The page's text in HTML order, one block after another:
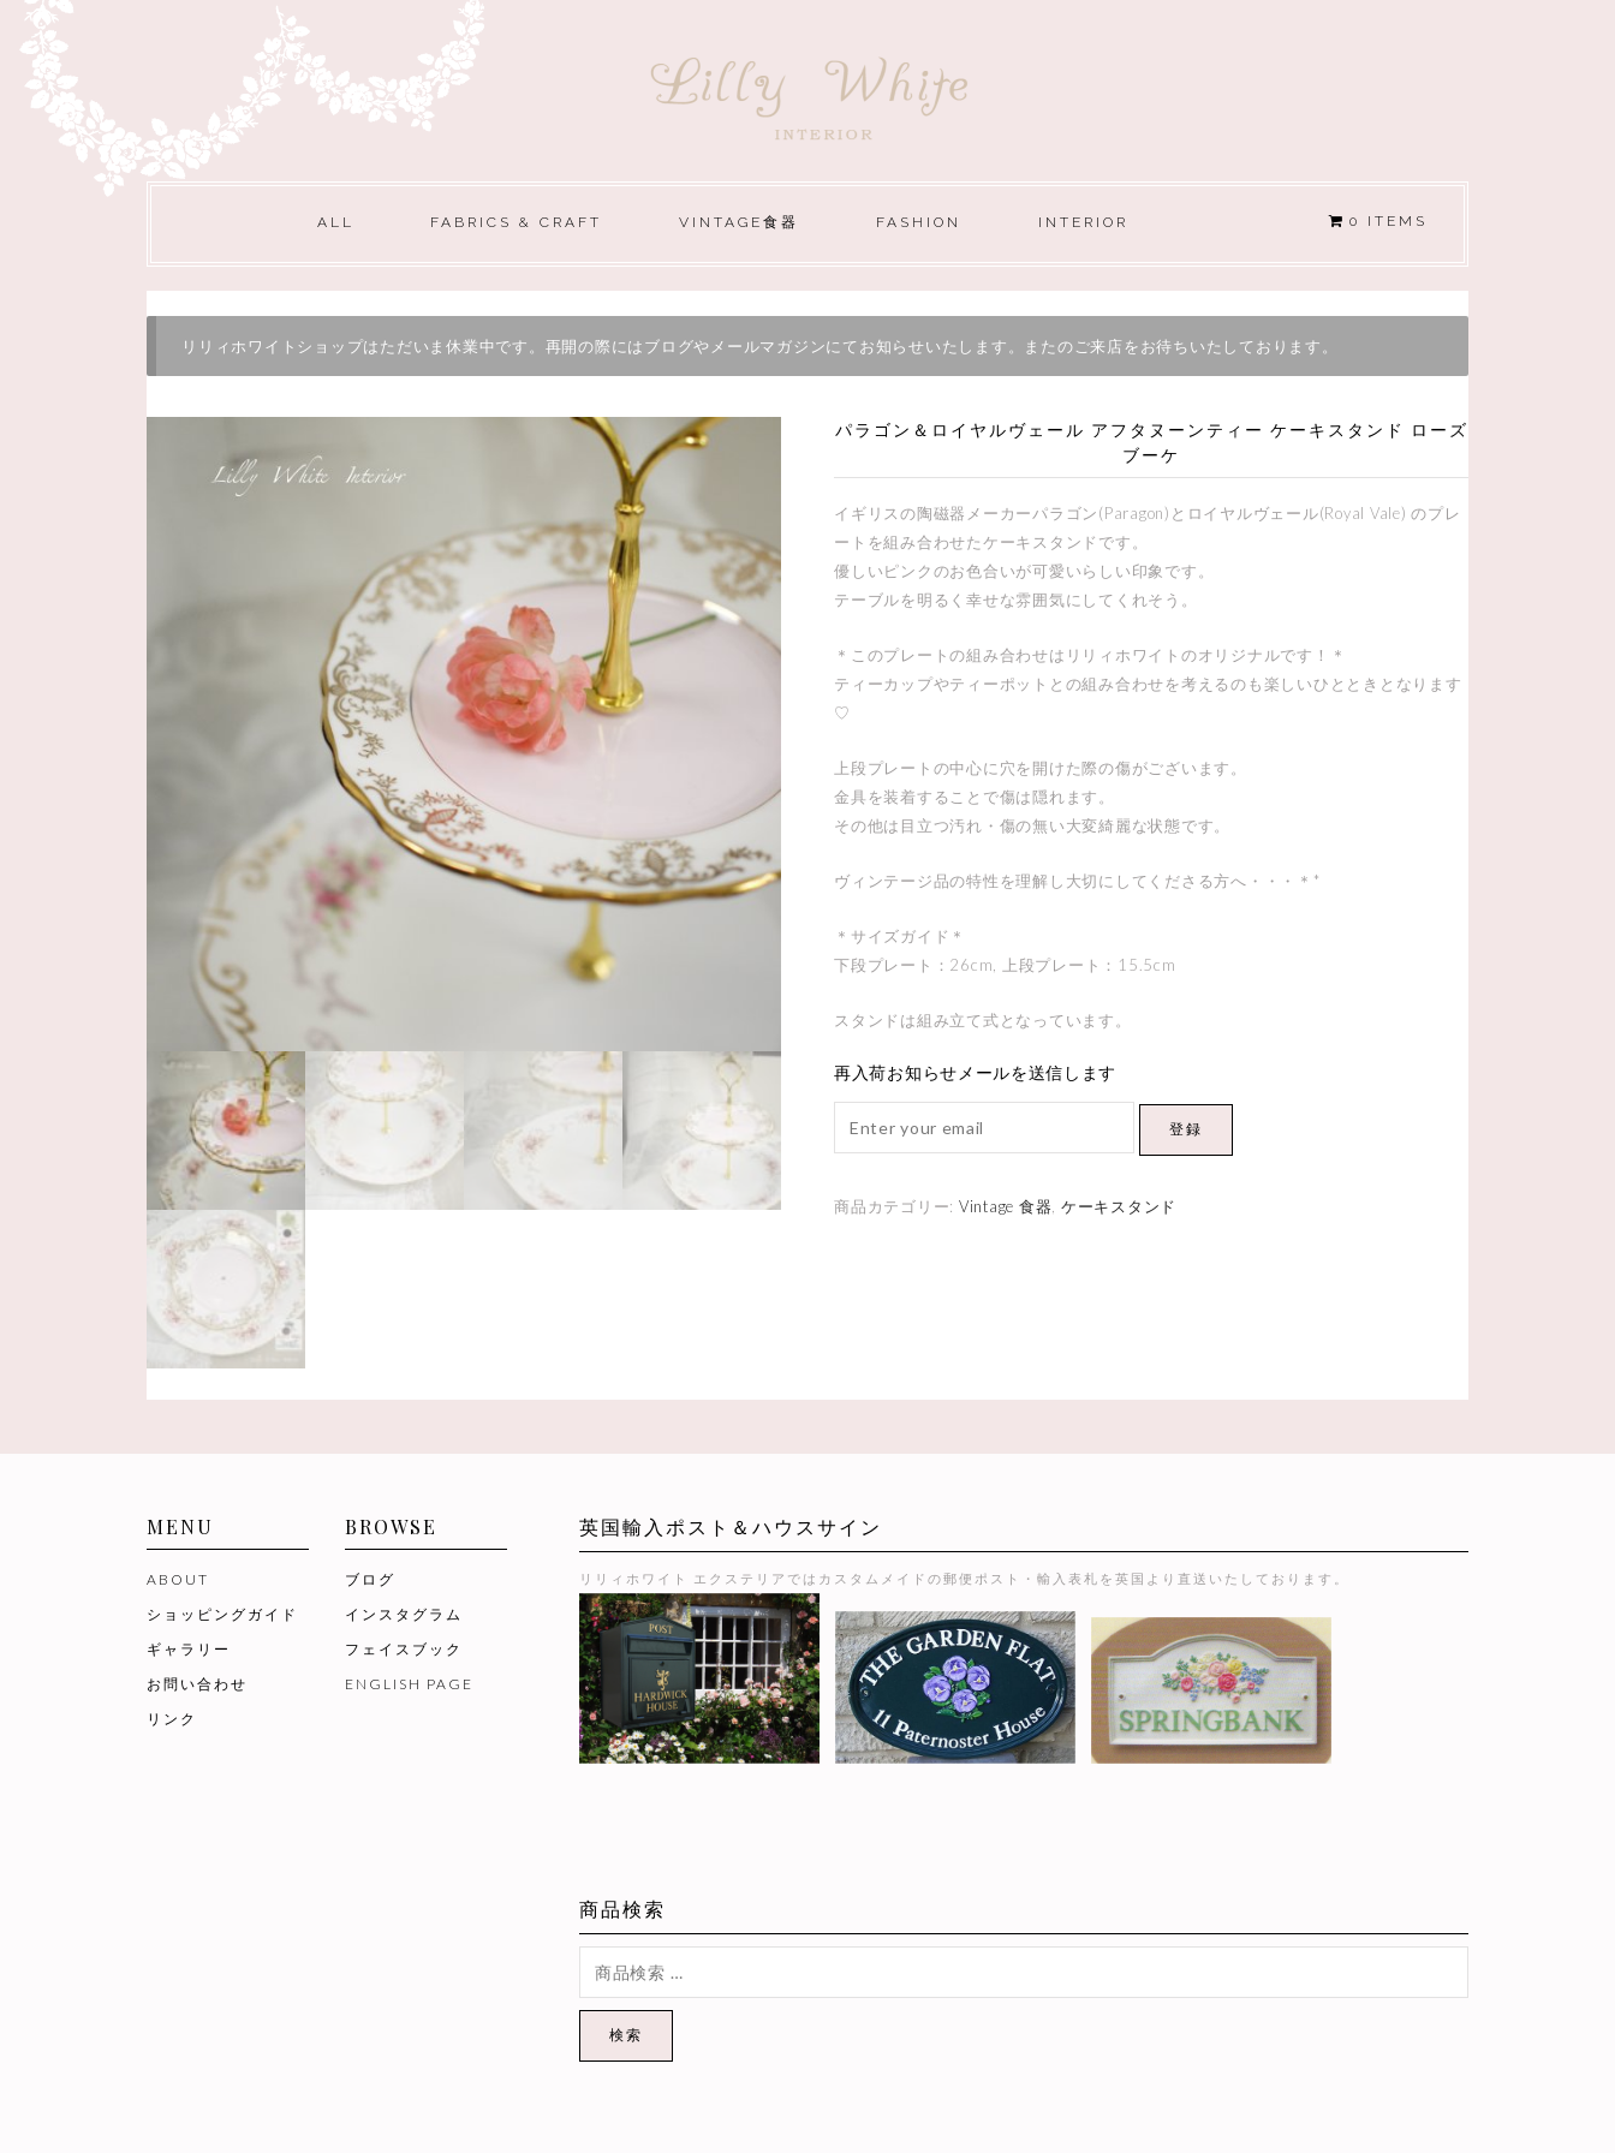
ALL FABRICS & CRAFT VINTAGE食器 FASHION INTERIOR 0 ITEMS
リリィホワイトショップはただいま休業中です。再開の際にはブログやメールマガジンにてお知らせいたします。またのご来店をお待ちいたしております。
パラゴン＆ロイヤルヴェール アフタヌーンティー ケーキスタンド ローズ
ブーケ
イギリスの陶磁器メーカーパラゴン(Paragon)とロイヤルヴェール(Royal Vale) のプレ
ートを組み合わせたケーキスタンドです。
優しいピンクのお色合いが可愛いらしい印象です。
テーブルを明るく幸せな雰囲気にしてくれそう。
＊このプレートの組み合わせはリリィホワイトのオリジナルです！＊
ティーカップやティーポットとの組み合わせを考えるのも楽しいひとときとなります
♡
上段プレートの中心に穴を開けた際の傷がございます。
金具を装着することで傷は隠れます。
その他は目立つ汚れ・傷の無い大変綺麗な状態です。
ヴィンテージ品の特性を理解し大切にしてくださる方へ・・・＊*
＊サイズガイド＊
下段プレート：26cm, 上段プレート：15.5cm
スタンドは組み立て式となっています。
再入荷お知らせメールを送信します
登録
商品カテゴリー: Vintage 食器 ケーキスタンド
MENU
ABOUT
ショッピングガイド
ギャラリー
お問い合わせ
リンク
BROWSE
ブログ
インスタグラム
フェイスブック
ENGLISH PAGE
英国輸入ポスト＆ハウスサイン
リリィホワイト エクステリアではカスタムメイドの郵便ポスト・輸入表札を英国より直送いたしております。
商品検索
検索